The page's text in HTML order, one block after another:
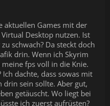
aktuellen Games mit der
Desktop nutzen. Ist
schwach? Da steckt doch
drin. Wenn ich Skyrim
fps voll in die Knie.
Ich dachte, dass sowas mit
sein sollte. Aber gut,
getäuscht. Wo liegt bei
ich zuerst aufrüsten?